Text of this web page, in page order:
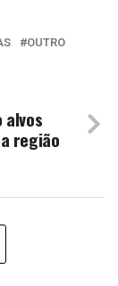
OUTRO
alvos
região